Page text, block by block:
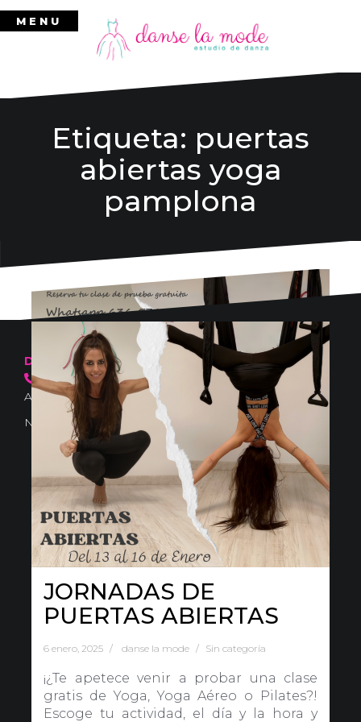
Ir
MENU
Etiqueta: puertas
abiertas yoga
pamplona
JORNADAS DE
PUERTAS ABIERTAS
6 enero, 2025 danse la mode Sin categoría
¡¿Te apetece venir a probar una clase
gratis de Yoga, Yoga Aéreo o Pilates?!
Escoge tu actividad, el día y la hora y
Danse la mode
636 57 66 50
·
info@danselamode.com
Avd. Comercial 20 Barañain (Navarra)
Nota Legal
· Privacidad ·Política de Cookies